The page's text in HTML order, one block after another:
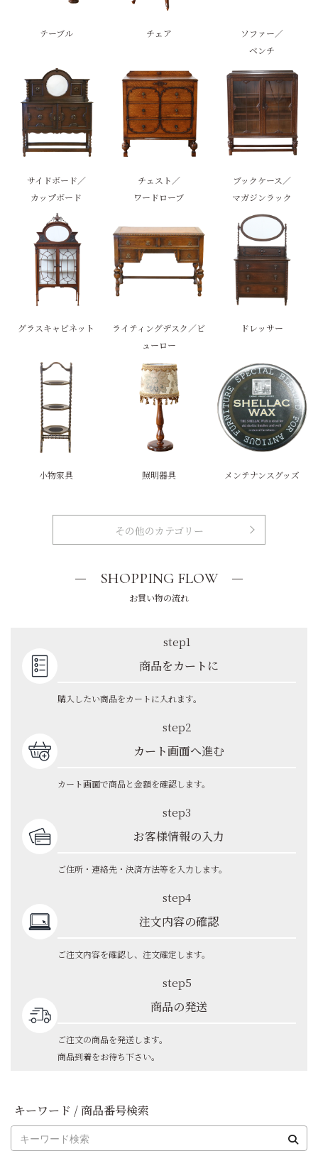
テーブル チェア
ソファー／
ベンチ
サイドボード／
カップボード
チェスト／
ワードローブ
ブックケース／
マガジンラック
グラスキャビネット
ライティングデスク／ビ
ューロー
ドレッサー
小物家具 照明器具 メンテナンスグッズ
その他のカテゴリー
SHOPPING FLOW
お買い物の流れ
step1
商品をカートに
購入したい商品をカートに入れます。
step2
カート画面へ進む
カート画面で商品と金額を確認します。
step3
お客様情報の入力
ご住所・連絡先・決済方法等を入力します。
step4
注文内容の確認
ご注文内容を確認し、注文確定します。
step5
商品の発送
ご注文の商品を発送します。
商品到着をお待ち下さい。
キーワード / 商品番号検索